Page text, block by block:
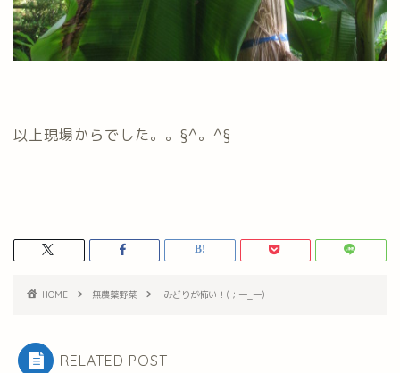
以上現場からでした。。§^。^§
HOME 無農薬野菜 みどりが怖い！(；一_一)
RELATED POST